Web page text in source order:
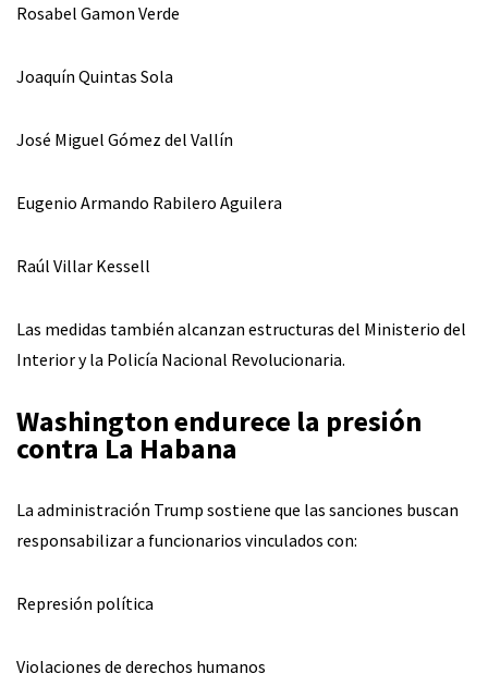
Rosabel Gamon Verde
Joaquín Quintas Sola
José Miguel Gómez del Vallín
Eugenio Armando Rabilero Aguilera
Raúl Villar Kessell
Las medidas también alcanzan estructuras del Ministerio del
Interior y la Policía Nacional Revolucionaria.
Washington endurece la presión
contra La Habana
La administración Trump sostiene que las sanciones buscan
responsabilizar a funcionarios vinculados con:
Represión política
Violaciones de derechos humanos